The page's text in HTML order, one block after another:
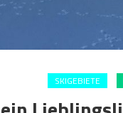
SKIGEBIETE